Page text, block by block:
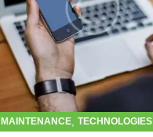
MAINTENANCE TECHNOLOGIES